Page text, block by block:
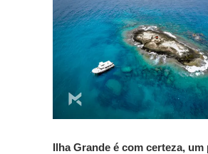
Ilha Grande é com certeza, um